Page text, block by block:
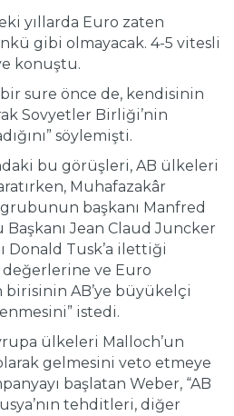
yıllarda Euro zaten
gibi olmayacak. 4-5 vitesli
konuştu.
sure önce de, kendisinin
Sovyetler Birliği’nin
söylemişti.
bu görüşleri, AB ülkeleri
Muhafazakâr
başkanı Manfred
Başkanı Jean Claud Juncker
Donald Tusk’a ilettiği
değerlerine ve Euro
birisinin AB’ye büyükelçi
istedi.
ülkeleri Malloch’un
gelmesini veto etmeye
başlatan Weber, “AB
tehditleri, diğer